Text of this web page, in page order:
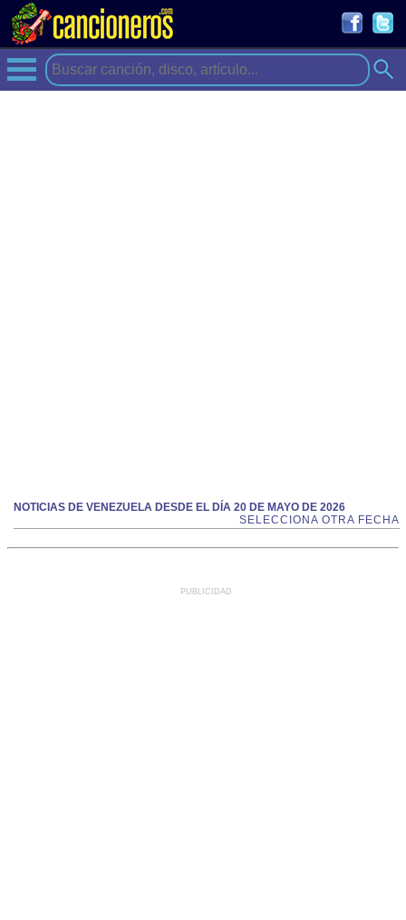
NOTICIAS DE VENEZUELA DESDE EL DÍA 20 DE MAYO DE 2026
SELECCIONA OTRA FECHA
PUBLICIDAD